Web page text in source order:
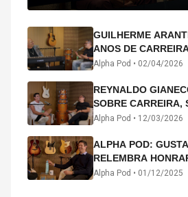
estreou oficialmente com o seu
acompanham até hoje, quase
"Bem Querer" e "Minha Menina".
segue com o […]
GUILHERME
ANOS DE
ÁLBUM
Alpha Pod • 02/04/2026
REYNALDO
SOBRE CARREIRA,
CAMINHOS
Alpha Pod • 12/03/2026
ALPHA POD:
RELEMBRA
MICHAEL PHELPS
Alpha Pod • 01/12/2025